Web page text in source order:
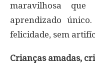
maravilhosa que
aprendizado
felicidade, sem
Crianças amadas,